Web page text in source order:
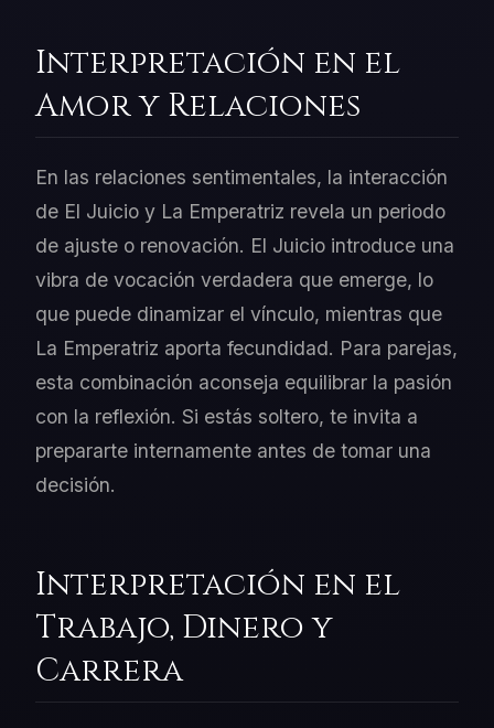
Interpretación en el
Amor y Relaciones
En las relaciones sentimentales, la interacción
de El Juicio y La Emperatriz revela un periodo
de ajuste o renovación. El Juicio introduce una
vibra de vocación verdadera que emerge, lo
que puede dinamizar el vínculo, mientras que
La Emperatriz aporta fecundidad. Para parejas,
esta combinación aconseja equilibrar la pasión
con la reflexión. Si estás soltero, te invita a
prepararte internamente antes de tomar una
decisión.
Interpretación en el
Trabajo, Dinero y
Carrera